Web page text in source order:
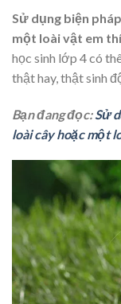
Sử dụng biện
một loài vật em
học sinh lớp 4 có
thật hay, thật sinh
Bạn đang đọc:Sử
loài cây hoặc một